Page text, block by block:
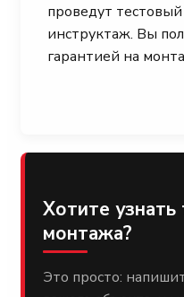
проведут
инструктаж. Вы
гарантией на
Хотите
монтажа?
Это просто: